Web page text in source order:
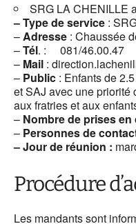
SRG LA CHENILLE
– Type de service :
–Adresse : Chaussée
–Tél. : 081/46.00.47
– Mail :
– Public : Enfants de
et SAJ avec une priorité
aux fratries et aux
– Nombre de prises en
– Personnes de
– Jour de réunion :
Procédure
Les mandants sont